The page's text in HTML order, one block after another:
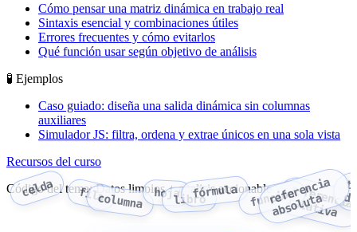
Cómo pensar una matriz dinámica en trabajo real
Sintaxis esencial y combinaciones útiles
Errores frecuentes y cómo evitarlos
Qué función usar según objetivo de análisis
🧪 Ejemplos
Caso guiado: diseña una salida dinámica sin columnas
auxiliares
Simulador JS: filtra, ordena y extrae únicos en una sola vista
Recursos del curso
Código del tema: Datos limpios + analisis accionable
celda filacolumna hojalibrofórmula función
r
e
f
e
r
e
n
c
i
a
a
b
s
o
l
u
t
a
referencia relativa